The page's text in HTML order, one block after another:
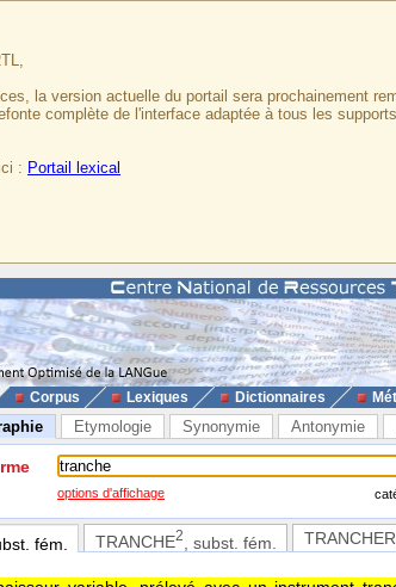
la version actuelle du portail sera prochainement
complète de l'interface adaptée à tous les
: Portail lexical
Corpus Lexiques Dictionnaires
Etymologie Synonymie Antonymie
options d'affichage
fém. TRANCHE2 , subst. fém. TRANCHER